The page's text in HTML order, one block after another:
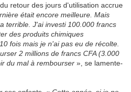
retour des jours d'utilisation accrue
était encore meilleure. Mais
terrible. J'ai investi 100.000 francs
des produits chimiques
fois mais je n'ai pas eu de récolte.
2 millions de francs CFA (3.000
du mal à rembourser », se lamente-